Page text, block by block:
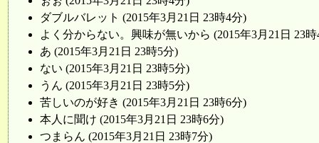
ダブルバレット (2015年3月21日 23時4分)
よく分からない。興味が無いから (2015年3月21日 23時
あ (2015年3月21日 23時5分)
ない (2015年3月21日 23時5分)
うん (2015年3月21日 23時5分)
苦しいのが好き (2015年3月21日 23時6分)
本人に聞け (2015年3月21日 23時6分)
つまらん (2015年3月21日 23時7分)